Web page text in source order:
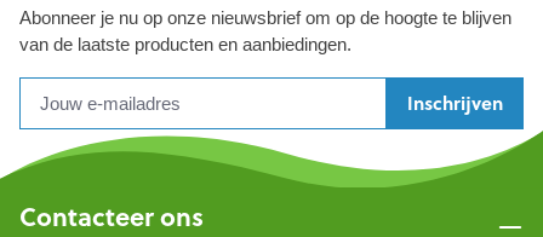
Abonneer je nu op onze nieuwsbrief om op de hoogte te blijven
van de laatste producten en aanbiedingen.
Inschrijven
Contacteer ons